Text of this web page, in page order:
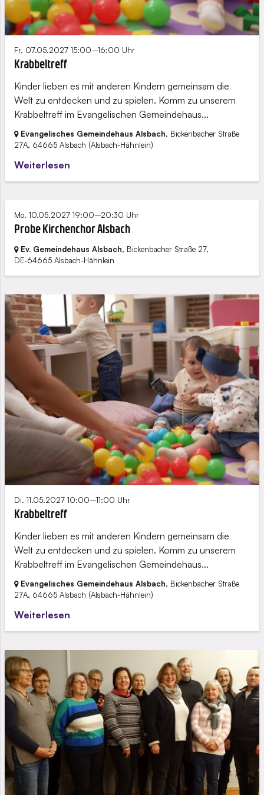
Fr. 07.05.2027 15:00–16:00 Uhr
Krabbeltreff
Kinder lieben es mit anderen Kindern gemeinsam die
Welt zu entdecken und zu spielen. Komm zu unserem
Krabbeltreff im Evangelischen Gemeindehaus...
Evangelisches Gemeindehaus Alsbach, Bickenbacher Straße
27A, 64665 Alsbach (Alsbach-Hähnlein)
Weiterlesen
Mo. 10.05.2027 19:00–20:30 Uhr
Probe Kirchenchor Alsbach
Ev. Gemeindehaus Alsbach, Bickenbacher Straße 27,
DE-64665 Alsbach-Hähnlein
Di. 11.05.2027 10:00–11:00 Uhr
Krabbeltreff
Kinder lieben es mit anderen Kindern gemeinsam die
Welt zu entdecken und zu spielen. Komm zu unserem
Krabbeltreff im Evangelischen Gemeindehaus...
Evangelisches Gemeindehaus Alsbach, Bickenbacher Straße
27A, 64665 Alsbach (Alsbach-Hähnlein)
Weiterlesen